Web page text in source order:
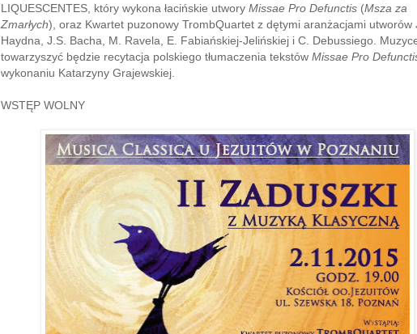
LIQUESCENTES, który wykona łacińskie utwory Missae Pro Defunctis (Msza za
Zmarłych), oraz Kwartet puzonowy TrombQuartet z dętymi aranżacjami utworów
Haydna, J.S. Bacha, M. Ravela, E. Fabiańskiej-Jelińskiej i C. Debussiego.
towarzyszyć będzie recytacja polskiego tłumaczenia tekstów Missae Pro
wykonaniu Katarzyny Grajewskiej.
WSTĘP WOLNY